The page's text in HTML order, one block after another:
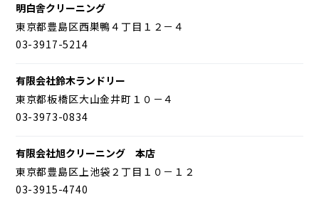
明白舎クリーニング
東京都豊島区西巣鴨４丁目１２－４
03-3917-5214
有限会社鈴木ランドリー
東京都板橋区大山金井町１０－４
03-3973-0834
有限会社旭クリーニング 本店
東京都豊島区上池袋２丁目１０－１２
03-3915-4740